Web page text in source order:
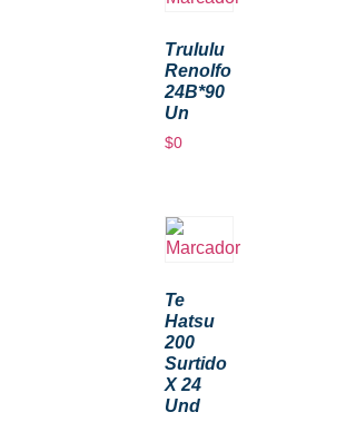
Trululu
Renolfo
24B*90
Un
$0
Te
Hatsu
200
Surtido
X 24
Und